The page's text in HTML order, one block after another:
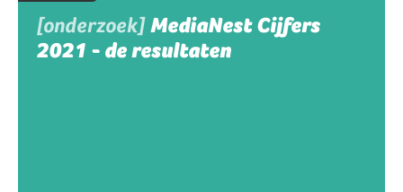
[onderzoek]MediaNest Cijfers
2021 - de resultaten